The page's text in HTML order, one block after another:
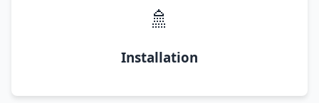
🚿
Installation